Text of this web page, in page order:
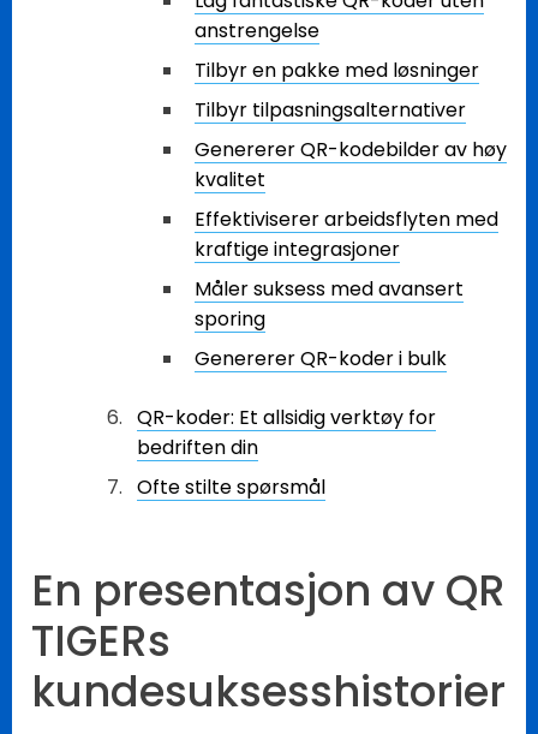
anstrengelse
Tilbyr en pakke med løsninger
Tilbyr tilpasningsalternativer
Genererer QR-kodebilder av høy
kvalitet
Effektiviserer arbeidsflyten med
kraftige integrasjoner
Måler suksess med avansert
sporing
Genererer QR-koder i bulk
QR-koder: Et allsidig verktøy for
bedriften din
Ofte stilte spørsmål
En presentasjon av QR
TIGERs
kundesuksesshistorier